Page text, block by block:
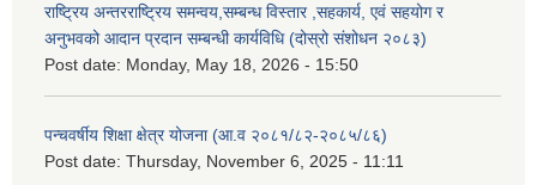
राष्ट्रिय अन्तरराष्ट्रिय समन्वय,सम्बन्ध विस्तार ,सहकार्य, एवं सहयोग र
अनुभवको आदान प्रदान सम्बन्धी कार्यविधि (दोस्रो संशोधन २०८३)
Post date: Monday, May 18, 2026 - 15:50
पन्चवर्षीय शिक्षा क्षेत्र योजना (आ.व २०८१/८२-२०८५/८६)
Post date: Thursday, November 6, 2025 - 11:11